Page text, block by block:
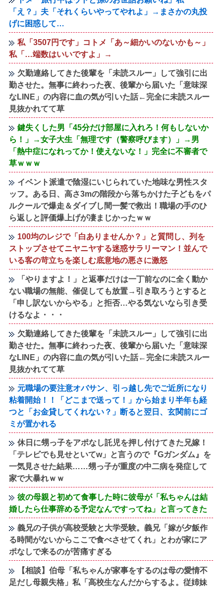
「え？」夫「それくらいやってやれよ」→まさかの丸投
げに困惑して…
私「3507円です」コトメ「あ～細かいのないかも～」
私「…端数はいいですよ」→
欠勤連絡してきた後輩を「未読スルー」して強引に出
勤させた。無事に終わった夜、後輩から届いた「意味深
なLINE」の内容に血の気が引いた話←完全に未読スルー
見抜かれてて草
鍵失くした男「45分だけ部屋に入れろ！何もしないか
ら！」→女子大生「無理です（警察呼びます）」→男
「熱中症になれってか！使えないな！」完全に不審者で
草ｗｗｗ
イベント派遣で陰湿にいじられていた地味な男性スタ
ッフ。ある日、高さ3mの階段から落ちかけた子どもをパ
ルクールで爆走＆ダイブし間一髪で救出！職場の手のひ
ら返しと評価爆上げが凄まじかったｗｗ
100均のレジで「白ありませんか？」と質問し、列を
ストップさせてニヤニヤする迷惑サラリーマン！並んで
いる客の苛立ちを楽しむ底意地の悪さに激怒
「やりますよ！」と返事だけは一丁前なのに全く動か
ない職場の無能、催促しても放置→引き取ろうとすると
「申し訳ないからやる」と拒否…やる気ないなら引き受
けるなよ・・・
欠勤連絡してきた後輩を「未読スルー」して強引に出
勤させた。無事に終わった夜、後輩から届いた「意味深
なLINE」の内容に血の気が引いた話←完全に未読スルー
見抜かれてて草
元職場の要注意オバサン、引っ越し先でご近所になり
粘着開始！！「どこまで送って！」から始まり半年も経
つと「お金貸してくれない？」断ると翌日、玄関前にゴ
ミが置かれる
休日に甥っ子をアポなし託児を押し付けてきた兄嫁！
「テレビでも見せといてw」と言うので『Gガンダム』を
一気見させた結果……甥っ子が重度の中二病を発症して
家で大暴れｗｗ
彼の母親と初めて食事した時に彼母が「私ちゃんは結
婚したら仕事辞める予定なんですってね」と言ってきた
義兄の子供が高校受験と大学受験。義兄「嫁が夕飯作
る時間がないからここで食べさせてくれ」とわが家にア
ポなしで来るのが苦痛すぎる
【相談】伯母「私ちゃんが家事をするのは母の愛情不
足だし母親失格」私「高校生なんだからするよ。従姉妹